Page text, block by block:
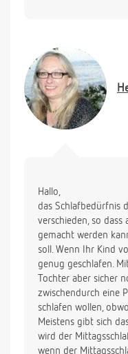
Minuten ein. Das
Wenn ich versuche
sofort das brüllen
sie schon mal eine
Nun meine Fragen:
noch versuchen
noch Arbeit im
machen konnte,
sollte mit knapp 2
Mittagsschlaf sein
benötigt in diesem
wenn kein
gehalten wird,
muß noch dazu
eingeschlafen ist,
schläft. Sie wird
sagt Mama, aber so
sie wieder ruhig
Hallo,
das Schlafbedürfnis
verschieden, so dass
gemacht werden
soll. Wenn Ihr Kind
genug geschlafen.
Tochter aber sicher
zwischendurch eine
schlafen wollen,
Meistens gibt sich
wird der
wenn der